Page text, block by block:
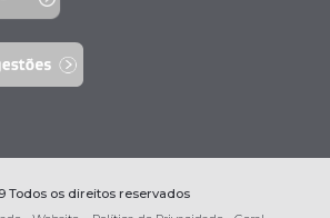
Todos os direitos reservados